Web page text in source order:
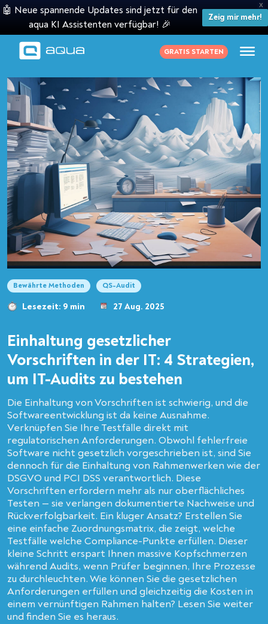
X
🤖 Neue spannende Updates sind jetzt für den
aqua KI Assistenten verfügbar! 🎉
Zeig mir mehr!
GRATIS STARTEN
Bewährte Methoden QS-Audit
Lesezeit: 9 min 27 Aug. 2025
Einhaltung gesetzlicher
Vorschriften in der IT: 4 Strategien,
um IT-Audits zu bestehen
Die Einhaltung von Vorschriften ist schwierig, und die
Softwareentwicklung ist da keine Ausnahme.
Verknüpfen Sie Ihre Testfälle direkt mit
regulatorischen Anforderungen. Obwohl fehlerfreie
Software nicht gesetzlich vorgeschrieben ist, sind Sie
dennoch für die Einhaltung von Rahmenwerken wie der
DSGVO und PCI DSS verantwortlich. Diese
Vorschriften erfordern mehr als nur oberflächliches
Testen — sie verlangen dokumentierte Nachweise und
Rückverfolgbarkeit. Ein kluger Ansatz? Erstellen Sie
eine einfache Zuordnungsmatrix, die zeigt, welche
Testfälle welche Compliance-Punkte erfüllen. Dieser
kleine Schritt erspart Ihnen massive Kopfschmerzen
während Audits, wenn Prüfer beginnen, Ihre Prozesse
zu durchleuchten. Wie können Sie die gesetzlichen
Anforderungen erfüllen und gleichzeitig die Kosten in
einem vernünftigen Rahmen halten? Lesen Sie weiter
und finden Sie es heraus.